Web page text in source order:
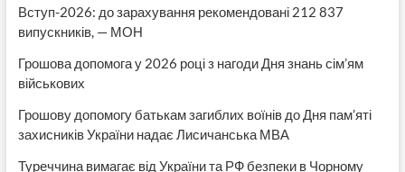
Вступ-2026: до зарахування рекомендовані 212 837
випускників, — МОН
Грошова допомога у 2026 році з нагоди Дня знань сім’ям
військових
Грошову допомогу батькам загиблих воїнів до Дня пам’яті
захисників України надає Лисичанська МВА
Туреччина вимагає від України та РФ безпеки в Чорному